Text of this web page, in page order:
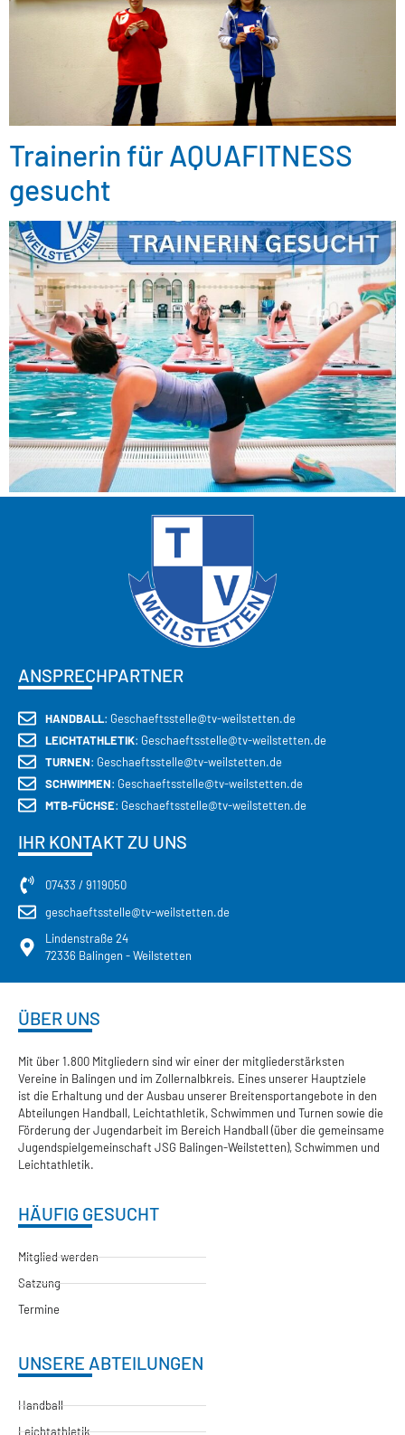
Trainerin für AQUAFITNESS
gesucht
ANSPRECHPARTNER
HANDBALL: Geschaeftsstelle@tv-weilstetten.de
LEICHTATHLETIK: Geschaeftsstelle@tv-weilstetten.de
TURNEN: Geschaeftsstelle@tv-weilstetten.de
SCHWIMMEN: Geschaeftsstelle@tv-weilstetten.de
MTB-FÜCHSE: Geschaeftsstelle@tv-weilstetten.de
IHR KONTAKT ZU UNS
07433 / 9119050
geschaeftsstelle@tv-weilstetten.de
Lindenstraße 24
72336 Balingen - Weilstetten
ÜBER UNS
Mit über 1.800 Mitgliedern sind wir einer der mitgliederstärksten
Vereine in Balingen und im Zollernalbkreis. Eines unserer Hauptziele
ist die Erhaltung und der Ausbau unserer Breitensportangebote in den
Abteilungen Handball, Leichtathletik, Schwimmen und Turnen sowie die
Förderung der Jugendarbeit im Bereich Handball (über die gemeinsame
Jugendspielgemeinschaft JSG Balingen-Weilstetten), Schwimmen und
Leichtathletik.
HÄUFIG GESUCHT
Mitglied werden
Satzung
Termine
UNSERE ABTEILUNGEN
Handball
Leichtathletik